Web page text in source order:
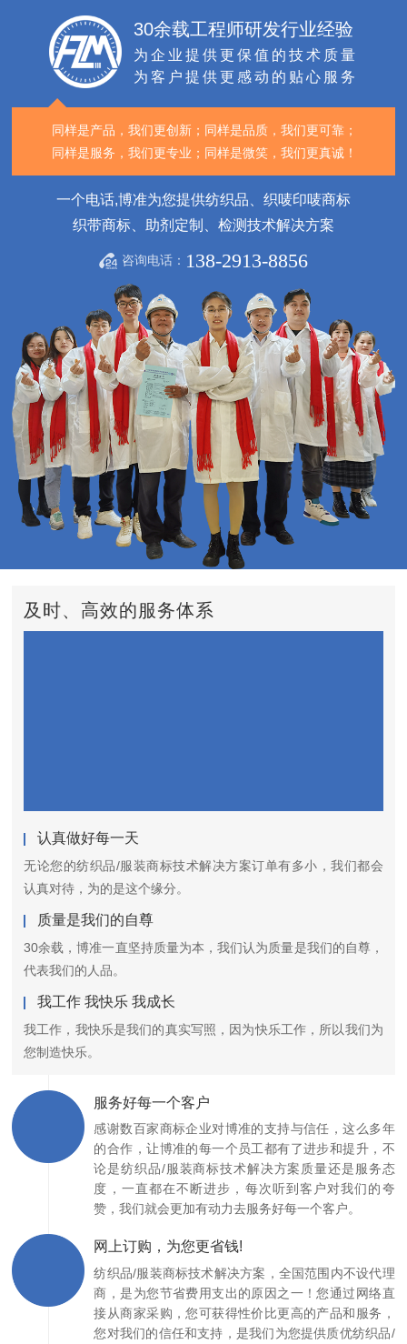
30余载工程师研发行业经验
为企业提供更保值的技术质量
为客户提供更感动的贴心服务
同样是产品，我们更创新； 同样是品质，我们更可靠；
同样是服务，我们更专业； 同样是微笑，我们更真诚！
一个电话,博准为您提供纺织品、织唛印唛商标
织带商标、助剂定制、检测技术解决方案
咨询电话： 138-2913-8856
及时、高效的服务体系
认真做好每一天
无论您的纺织品/服装商标技术解决方案订单有多小，我们都会
认真对待，为的是这个缘分。
质量是我们的自尊
30余载，博准一直坚持质量为本，我们认为质量是我们的自尊，
代表我们的人品。
我工作 我快乐 我成长
我工作，我快乐是我们的真实写照，因为快乐工作，所以我们为
您制造快乐。
服务好每一个客户
感谢数百家商标企业对博准的支持与信任，这么多年
的合作，让博准的每一个员工都有了进步和提升，不
论是纺织品/服装商标技术解决方案质量还是服务态
度，一直都在不断进步，每次听到客户对我们的夸
赞，我们就会更加有动力去服务好每一个客户。
网上订购，为您更省钱!
纺织品/服装商标技术解决方案，全国范围内不设代理
商，是为您节省费用支出的原因之一！您通过网络直
接从商家采购，您可获得性价比更高的产品和服务，
您对我们的信任和支持，是我们为您提供质优纺织品/